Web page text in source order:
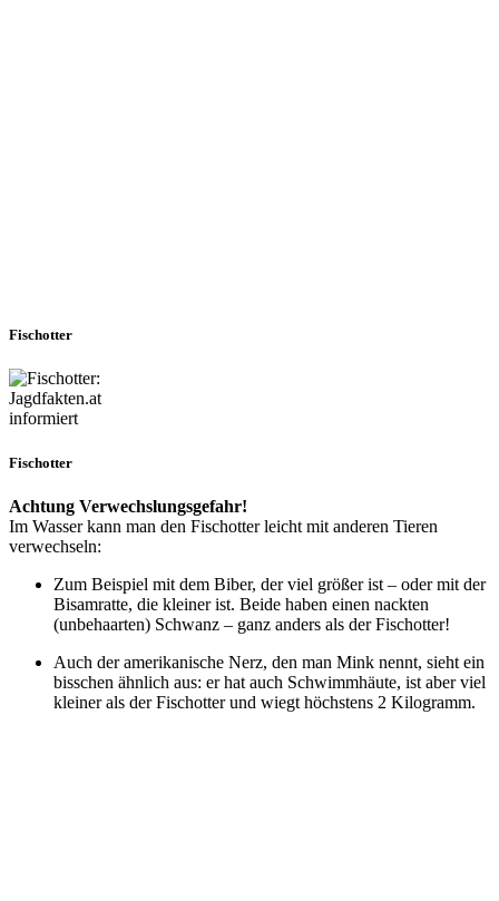
Fischotter
Fischotter
Achtung Verwechslungsgefahr!
Im Wasser kann man den Fischotter leicht mit anderen Tieren
verwechseln:
Zum Beispiel mit dem Biber, der viel größer ist – oder mit der
Bisamratte, die kleiner ist. Beide haben einen nackten
(unbehaarten) Schwanz – ganz anders als der Fischotter!
Auch der amerikanische Nerz, den man Mink nennt, sieht ein
bisschen ähnlich aus: er hat auch Schwimmhäute, ist aber viel
kleiner als der Fischotter und wiegt höchstens 2 Kilogramm.